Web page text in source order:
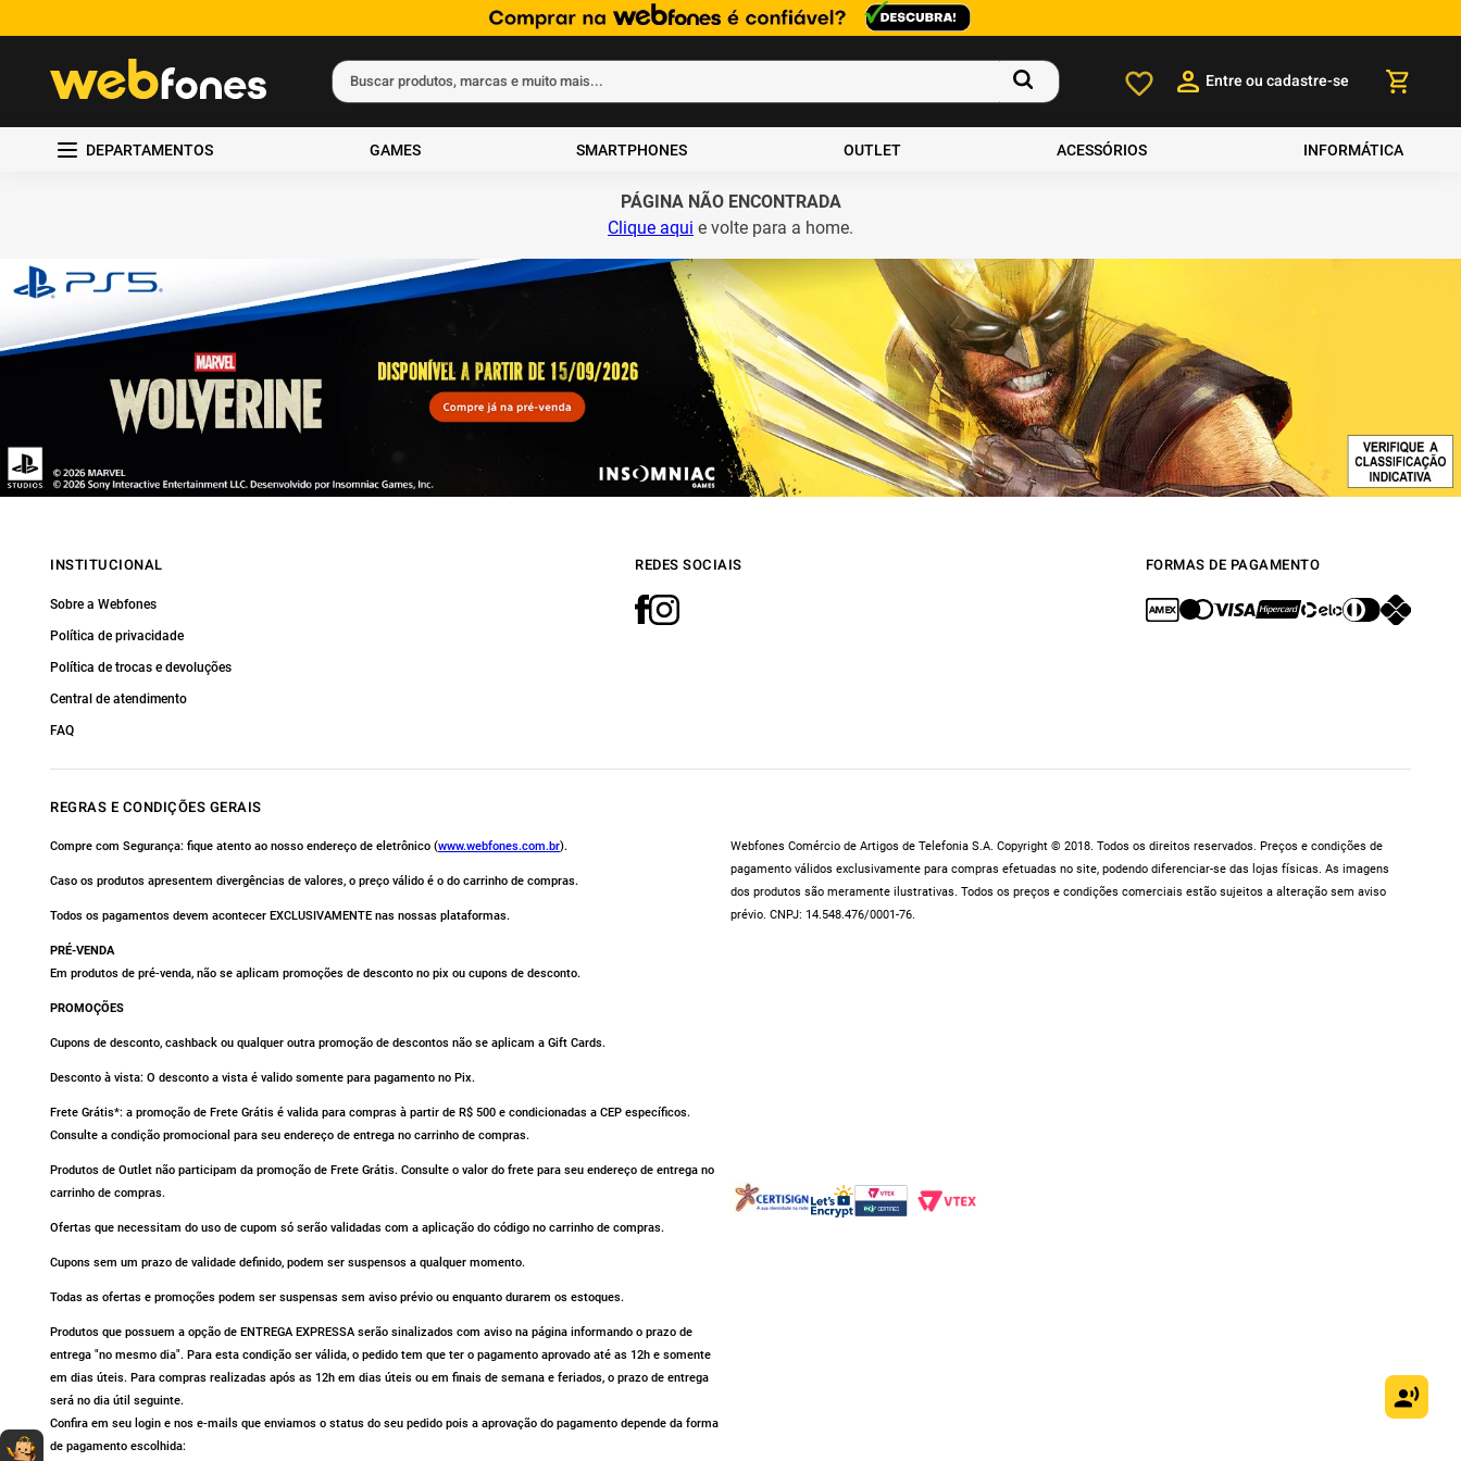
Buscar produtos, marcas e muito mais...
Entre ou cadastre-se
DEPARTAMENTOS GAMES SMARTPHONES OUTLET ACESSÓRIOS INFORMÁTICA
Dúvidas sobre produtos?
Fale comigo
PÁGINA NÃO ENCONTRADA
Clique aqui e volte para a home.
INSTITUCIONAL
Sobre a Webfones
Política de privacidade
Política de trocas e devoluções
Central de atendimento
FAQ
REDES SOCIAIS FORMAS DE PAGAMENTO
REGRAS E CONDIÇÕES GERAIS
Compre com Segurança: fique atento ao nosso endereço de eletrônico (www.webfones.com.br).
Caso os produtos apresentem divergências de valores, o preço válido é o do carrinho de compras.
Todos os pagamentos devem acontecer EXCLUSIVAMENTE nas nossas plataformas.
PRÉ-VENDA
Em produtos de pré-venda, não se aplicam promoções de desconto no pix ou cupons de desconto.
PROMOÇÕES
Cupons de desconto, cashback ou qualquer outra promoção de descontos não se aplicam a Gift Cards.
Desconto à vista: O desconto a vista é valido somente para pagamento no Pix.
Frete Grátis*: a promoção de Frete Grátis é valida para compras à partir de R$ 500 e condicionadas a CEP específicos.
Consulte a condição promocional para seu endereço de entrega no carrinho de compras.
Produtos de Outlet não participam da promoção de Frete Grátis. Consulte o valor do frete para seu endereço de entrega no
carrinho de compras.
Ofertas que necessitam do uso de cupom só serão validadas com a aplicação do código no carrinho de compras.
Cupons sem um prazo de validade definido, podem ser suspensos a qualquer momento.
Todas as ofertas e promoções podem ser suspensas sem aviso prévio ou enquanto durarem os estoques.
Produtos que possuem a opção de ENTREGA EXPRESSA serão sinalizados com aviso na página informando o prazo de
entrega "no mesmo dia". Para esta condição ser válida, o pedido tem que ter o pagamento aprovado até as 12h e somente
em dias úteis. Para compras realizadas após as 12h em dias úteis ou em finais de semana e feriados, o prazo de entrega
será no dia útil seguinte.
Confira em seu login e nos e-mails que enviamos o status do seu pedido pois a aprovação do pagamento depende da forma
de pagamento escolhida:
Webfones Comércio de Artigos de Telefonia S.A. Copyright © 2018. Todos os direitos reservados. Preços e condições de
pagamento válidos exclusivamente para compras efetuadas no site, podendo diferenciar-se das lojas físicas. As imagens
dos produtos são meramente ilustrativas. Todos os preços e condições comerciais estão sujeitos a alteração sem aviso
prévio. CNPJ: 14.548.476/0001-76.
Termos mais buscados
4º
smartphone